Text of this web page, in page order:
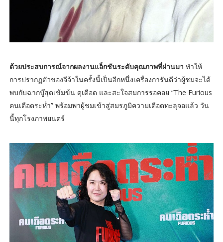
ด้วยประสบการณ์จากผลงานแอ็กชันระดับคุณภาพที่ผ่านมา ทำให้
การปรากฏตัวของจีจ้าในครั้งนี้เป็นอีกหนึ่งเครื่องการันตีว่าผู้ชมจะได้
พบกับฉากบู๊สุดเข้มข้น ดุเดือด และสะใจสมการรอคอย “The Furious
คนเดือดระห่ำ” พร้อมพาผู้ชมเข้าสู่สมรภูมิความเดือดทะลุจอแล้ว วัน
นี้ทุกโรงภาพยนตร์